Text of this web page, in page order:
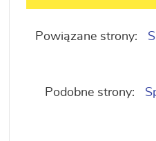
Powiązane strony:
Podobne strony: